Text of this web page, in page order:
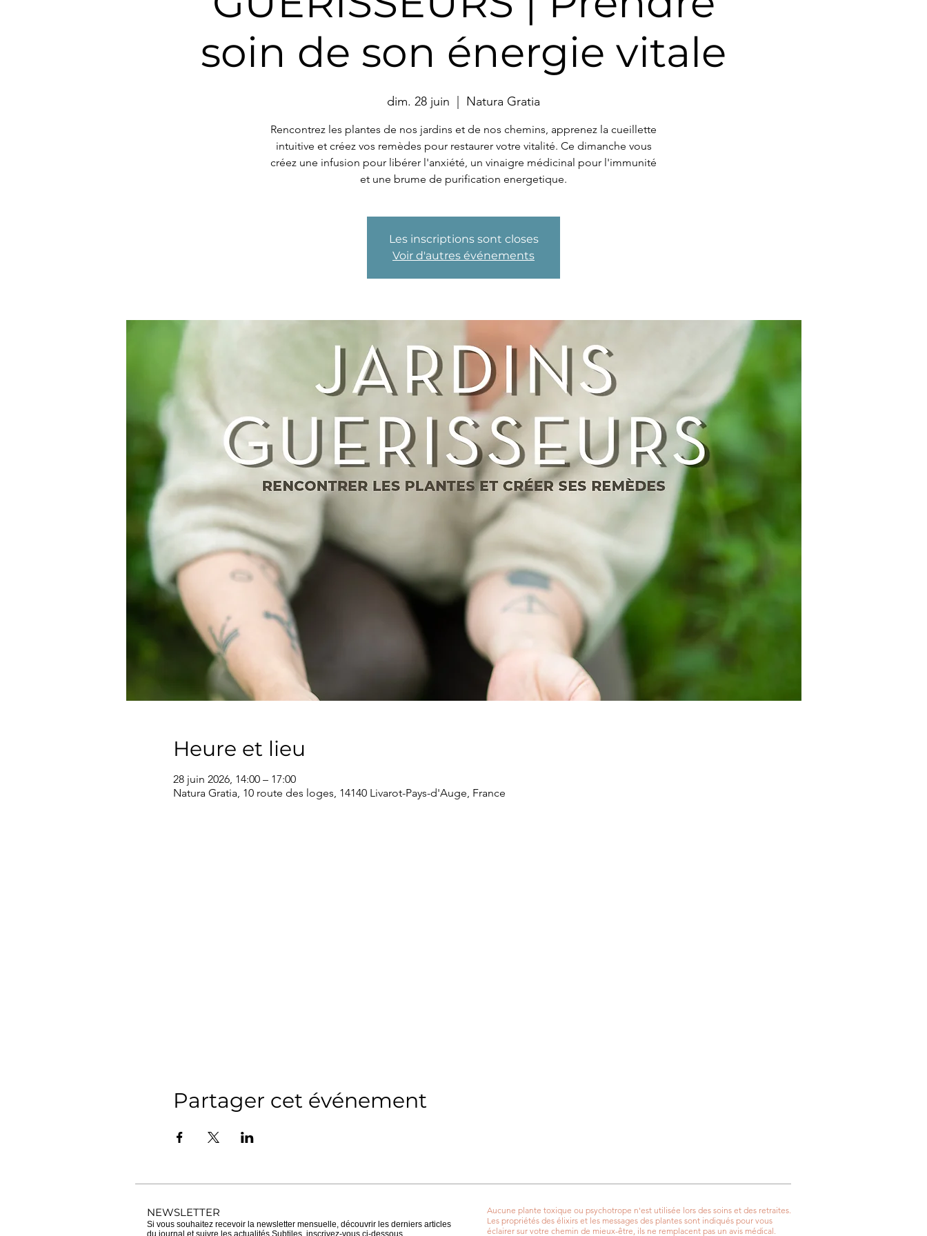
soin de son énergie vitale
dim. 28 juin Natura Gratia
Rencontrez les plantes de nos jardins et de nos chemins, apprenez la cueillette
intuitive et créez vos remèdes pour restaurer votre vitalité. Ce dimanche vous
créez une infusion pour libérer l'anxiété, un vinaigre médicinal pour l'immunité
et une brume de purification energetique.
Les inscriptions sont closes
Voir d'autres événements
Heure et lieu
28 juin 2026, 14:00 – 17:00
Natura Gratia, 10 route des loges, 14140 Livarot-Pays-d'Auge, France
Partager cet événement
NEWSLETTER
Si vous souhaitez recevoir la newsletter mensuelle, découvrir les derniers articles
du journal et suivre les actualités Subtiles, inscrivez-vous ci-dessous.
Aucune plante toxique ou psychotrope n'est utilisée lors des soins et des retraites.
Les propriétés des élixirs et les messages des plantes sont indiqués pour vous
éclairer sur votre chemin de mieux-être, ils ne remplacent pas un avis médical.